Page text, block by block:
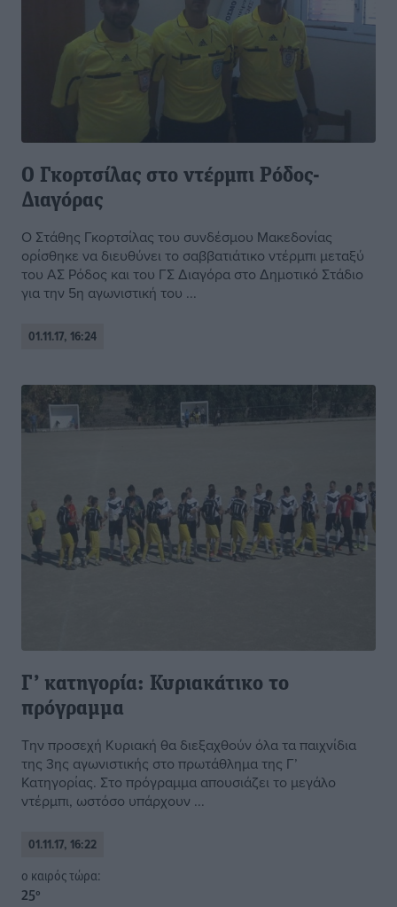
Ο Γκορτσίλας στο ντέρμπι Ρόδος-
Διαγόρας
Ο Στάθης Γκορτσίλας του συνδέσμου Μακεδονίας
ορίσθηκε να διευθύνει το σαββατιάτικο ντέρμπι μεταξύ
του ΑΣ Ρόδος και του ΓΣ Διαγόρα στο Δημοτικό Στάδιο
για την 5η αγωνιστική του ...
01.11.17, 16:24
Γ’ κατηγορία: Κυριακάτικο το
πρόγραμμα
Την προσεχή Κυριακή θα διεξαχθούν όλα τα παιχνίδια
της 3ης αγωνιστικής στο πρωτάθλημα της Γ’
Κατηγορίας. Στο πρόγραμμα απουσιάζει το μεγάλο
ντέρμπι, ωστόσο υπάρχουν ...
01.11.17, 16:22
o καιρός τώρα:
25°